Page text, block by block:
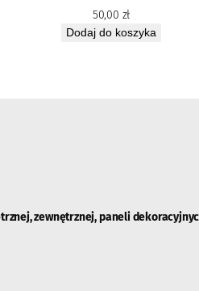
50,00 zł
Dodaj do koszyka
zewnętrznej, paneli